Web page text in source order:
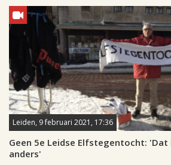
Leiden, 9 februari 2021, 17:36
Geen 5e Leidse Elfstegentocht:
anders'